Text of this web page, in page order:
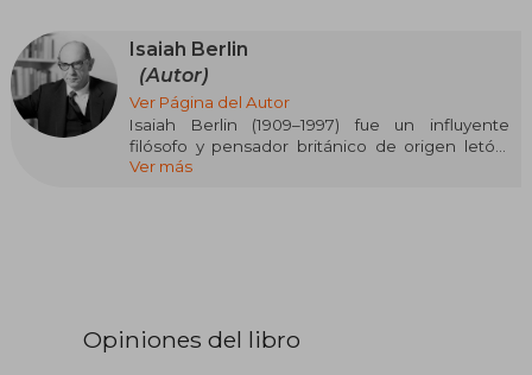
Isaiah Berlin
(Autor)
Ver Página del Autor
Isaiah Berlin (1909–1997) fue un influyente
filósofo y pensador británico de origen letón,
reconocido por sus aportes a la teoría política y
presidente de la Academia Británica de 1974 a
Ver más
Opiniones del libro